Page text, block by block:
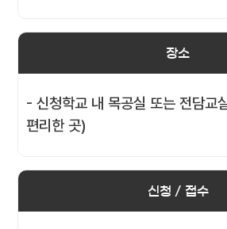
장소
- 신청학교 내 목공실 또는 전담교
편리한 곳)
신청 / 접수